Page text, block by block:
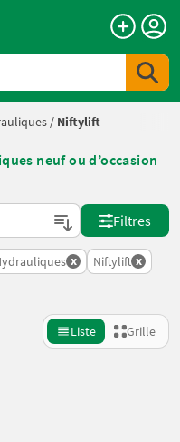
/ Niftylift
neuf ou d’occasion
sur Landwirt.com
Filtres
x Niftylift x
Liste Grille